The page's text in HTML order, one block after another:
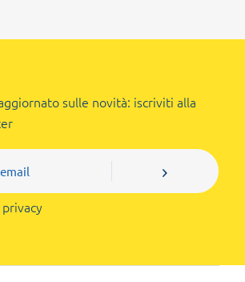
sulle novità: iscriviti alla